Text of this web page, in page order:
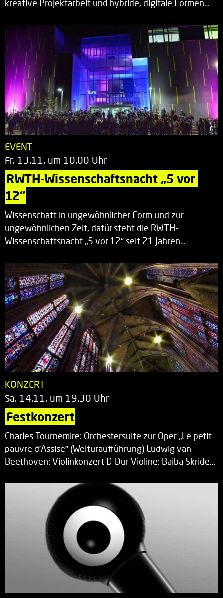
kreative Projektarbeit und hybride, digitale Formen…
EVENT
Fr. 13.11. um 10.00 Uhr
RWTH-Wissenschaftsnacht „5 vor
12“
Wissenschaft in ungewöhnlicher Form und zur
ungewöhnlichen Zeit, dafür steht die RWTH-
Wissenschaftsnacht „5 vor 12“ seit 21 Jahren…
KONZERT
Sa. 14.11. um 19.30 Uhr
Festkonzert
Charles Tournemire: Orchestersuite zur Oper „Le petit
pauvre d’Assise“ (Welturaufführung) Ludwig van
Beethoven: Violinkonzert D-Dur Violine: Baiba Skride…